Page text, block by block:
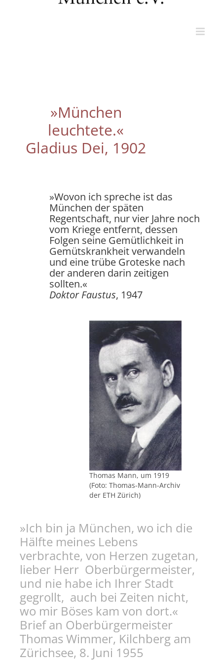
»München
leuchtete.«
Gladius Dei, 1902
»Wovon ich spreche ist das
München der späten
Regentschaft, nur vier Jahre noch
vom Kriege entfernt, dessen
Folgen seine Gemütlichkeit in
Gemütskrankheit verwandeln
und eine trübe Groteske nach
der anderen darin zeitigen
sollten.«
Doktor Faustus, 1947
Thomas Mann, um 1919
(Foto: Thomas-Mann-Archiv
der ETH Zürich)
»Ich bin ja München, wo ich die
Hälfte meines Lebens
verbrachte, von Herzen zugetan,
lieber Herr Oberbürgermeister,
und nie habe ich Ihrer Stadt
gegrollt, auch bei Zeiten nicht,
wo mir Böses kam von dort.«
Brief an Oberbürgermeister
Thomas Wimmer, Kilchberg am
Zürichsee, 8. Juni 1955